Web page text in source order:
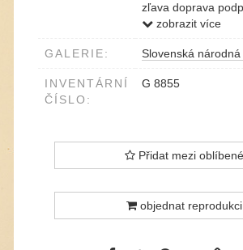
zľava doprava
/Lito/, aut.výtl./
zobrazit více
GALERIE: Slovenská
INVENTÁRNÍ
ČÍSLO:
G 8855
Přidat mezi oblíbené
objednat reprodukci